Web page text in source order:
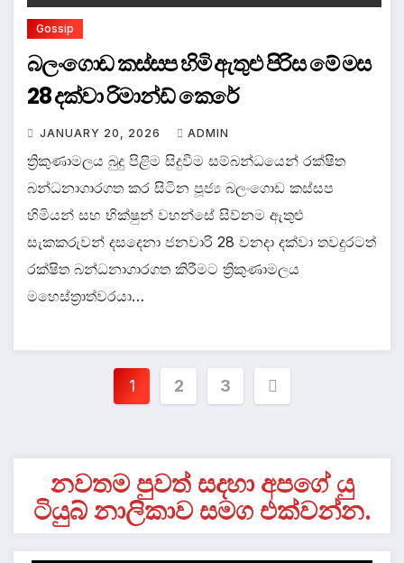
Gossip
බලංගොඩ කස්සප හිමි ඇතුළු පිරිස මේ මස
28 දක්වා රිමාන්ඩ් කෙරේ
JANUARY 20, 2026 ADMIN
ත්‍රිකුණාමලය බුදු පිළිම සිදුවීම සම්බන්ධයෙන් රක්ෂිත
බන්ධනාගාරගත කර සිටින පූජ්‍ය බලංගොඩ කස්සප
හිමියන් සහ භික්ෂුන් වහන්සේ සිව්නම ඇතුළු
සැකකරුවන් දසදෙනා ජනවාරි 28 වනදා දක්වා තවදුරටත්
රක්ෂිත බන්ධනාගාරගත කිරීමට ත්‍රිකුණාමලය
මහෙස්ත්‍රාත්වරයා…
Posts
1 2 3
නවතම පුවත් සදහා අපගේ යු
ටියුබ් නාලිකාව සමග එක්වන්න.